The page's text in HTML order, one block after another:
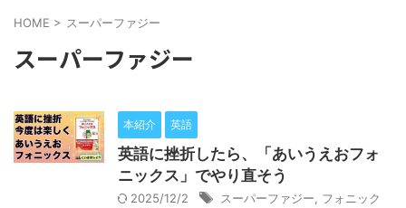
HOME > スーパーファジー
スーパーファジー
本紹介 英語
英語に挫折したら、「あいうえおフォ
ニックス」でやり直そう
2025/12/2 スーパーファジー
フォニック